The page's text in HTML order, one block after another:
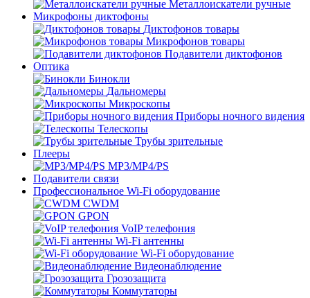
Металлоискатели ручные
Микрофоны диктофоны
Диктофонов товары
Микрофонов товары
Подавители диктофонов
Оптика
Бинокли
Дальномеры
Микроскопы
Приборы ночного видения
Телескопы
Трубы зрительные
Плееры
MP3/MP4/PS
Подавители связи
Профессиональное Wi-Fi оборудование
CWDM
GPON
VoIP телефония
Wi-Fi антенны
Wi-Fi оборудование
Видеонаблюдение
Грозозащита
Коммутаторы